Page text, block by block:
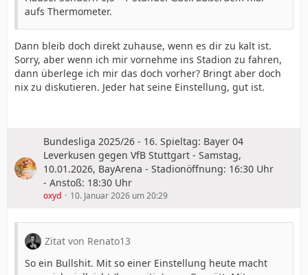
aufs Thermometer.
Dann bleib doch direkt zuhause, wenn es dir zu kalt ist.
Sorry, aber wenn ich mir vornehme ins Stadion zu fahren,
dann überlege ich mir das doch vorher? Bringt aber doch
nix zu diskutieren. Jeder hat seine Einstellung, gut ist.
Bundesliga 2025/26 - 16. Spieltag: Bayer 04
Leverkusen gegen VfB Stuttgart - Samstag,
10.01.2026, BayArena - Stadionöffnung: 16:30 Uhr
- Anstoß: 18:30 Uhr
oxyd 10. Januar 2026 um 20:29
Zitat von Renato13
So ein Bullshit. Mit so einer Einstellung heute macht